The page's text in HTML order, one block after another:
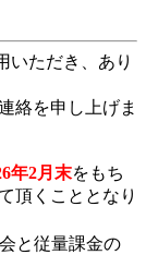
いただき、あり
絡を申し上げま
年2月末をもち
頂くこととなり
と従量課金の